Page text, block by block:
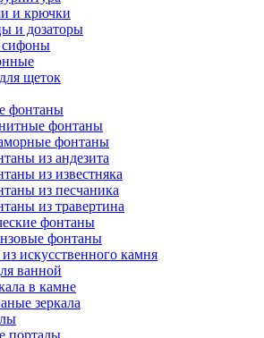
и крючки
и дозаторы
щеток
фонтаны
фонтаны
фонтаны
из андезита
из известняка
из песчаника
из травертина
фонтаны
фонтаны
искусственного камня
ванной
в камне
зеркала
порталы